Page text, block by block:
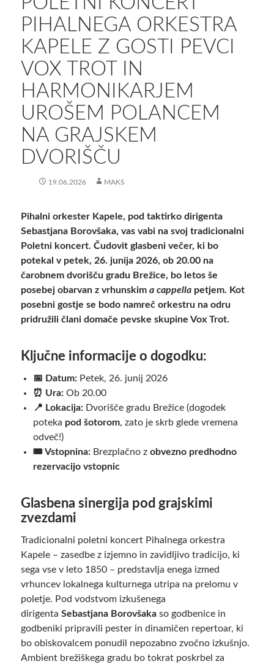
PIHALNEGA ORKESTRA
KAPELE Z GOSTI PEVCI
VOX TROT IN
HARMONIKARJEM
UROŠEM POLANCEM
NA GRAJSKEM
DVORIŠČU
19.06.2026 MAKS
Pihalni orkester Kapele, pod taktirko dirigenta
Sebastjana Borovšaka, vas vabi na svoj tradicionalni
Poletni koncert. Čudovit glasbeni večer, ki bo
potekal v petek, 26. junija 2026, ob 20.00 na
čarobnem dvorišču gradu Brežice, bo letos še
posebej obarvan z vrhunskim a cappellapetjem. Kot
posebni gostje se bodo namreč orkestru na odru
pridružili člani domače pevske skupine Vox Trot.
Ključne informacije o dogodku:
📅 Datum:Petek, 26. junij 2026
⏰ Ura:Ob 20.00
📍 Lokacija:Dvorišče gradu Brežice (dogodek
poteka pod šotorom, zato je skrb glede vremena
odveč!)
🎟️ Vstopnina:Brezplačno z obvezno predhodno
rezervacijo vstopnic
Glasbena sinergija pod grajskimi
zvezdami
Tradicionalni poletni koncert Pihalnega orkestra
Kapele – zasedbe z izjemno in zavidljivo tradicijo, ki
sega vse v leto 1850 – predstavlja enega izmed
vrhuncev lokalnega kulturnega utripa na prelomu v
poletje. Pod vodstvom izkušenega
dirigenta Sebastjana Borovšakaso godbenice in
godbeniki pripravili pester in dinamičen repertoar, ki
bo obiskovalcem ponudil nepozabno zvočno izkušnjo.
Ambient brežiškega gradu bo tokrat poskrbel za